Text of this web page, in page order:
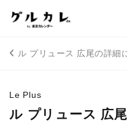
ル プリュース 広尾の詳細
Le Plus
ル プリュース 広尾